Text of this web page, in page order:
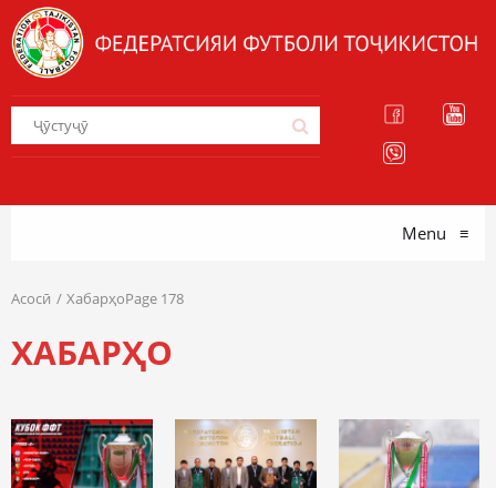
Menu ≡
Асосӣ ХабарҳоPage 178
ХАБАРҲО